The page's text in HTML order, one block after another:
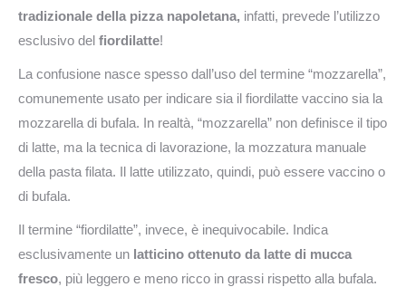
tradizionale della pizza napoletana, infatti, prevede l’utilizzo
esclusivo del fiordilatte!
La confusione nasce spesso dall’uso del termine “mozzarella”,
comunemente usato per indicare sia il fiordilatte vaccino sia la
mozzarella di bufala. In realtà, “mozzarella” non definisce il tipo
di latte, ma la tecnica di lavorazione, la mozzatura manuale
della pasta filata. Il latte utilizzato, quindi, può essere vaccino o
di bufala.
Il termine “fiordilatte”, invece, è inequivocabile. Indica
esclusivamente un latticino ottenuto da latte di mucca
fresco, più leggero e meno ricco in grassi rispetto alla bufala.